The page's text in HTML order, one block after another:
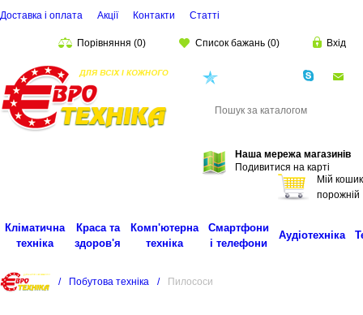
Доставка і оплата Акції Контакти Статті
Порівняння (0) Список бажань (0) Вхід
Наша мережа магазинів
Подивитися на карті
Мій кошик
порожній
Кліматична
техніка
Краса та
здоров'я
Комп'ютерна
техніка
Смартфони
і телефони
Аудіотехніка
/ Побутова техніка / Пилососи